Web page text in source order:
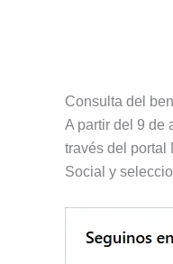
Consulta del
A partir del 9 de
través del portal
Social y